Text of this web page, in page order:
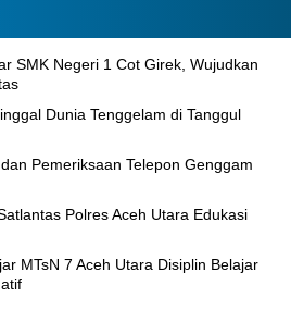
SMK Negeri 1 Cot Girek, Wujudkan
Dunia Tenggelam di Tanggul
Pemeriksaan Telepon Genggam
Polres Aceh Utara Edukasi
MTsN 7 Aceh Utara Disiplin Belajar